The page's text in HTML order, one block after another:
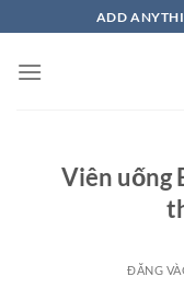
qua
nội
ADD
Viên uống
ĐĂNG